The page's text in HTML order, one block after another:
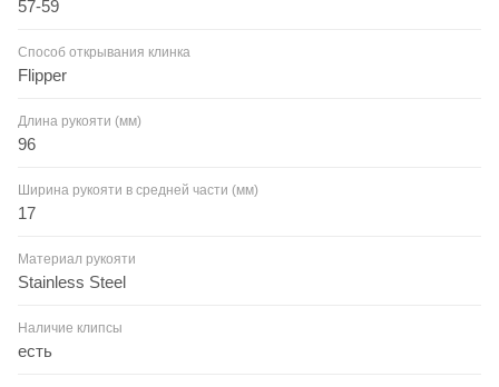
57-59
Способ открывания клинка
Flipper
Длина рукояти (мм)
96
Ширина рукояти в средней части (мм)
17
Материал рукояти
Stainless Steel
Наличие клипсы
есть